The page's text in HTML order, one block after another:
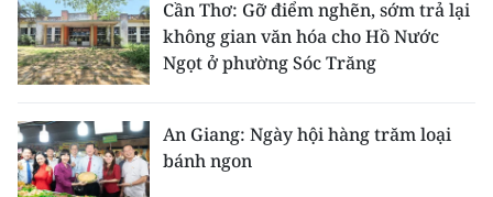
Cần Thơ: Gỡ điểm nghẽn, sớm trả lại
không gian văn hóa cho Hồ Nước
Ngọt ở phường Sóc Trăng
An Giang: Ngày hội hàng trăm loại
bánh ngon